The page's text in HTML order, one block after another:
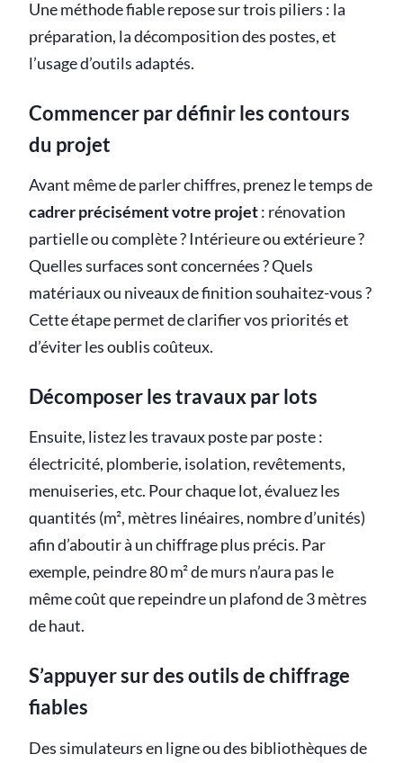
Une méthode fiable repose sur trois piliers : la
préparation, la décomposition des postes, et
l’usage d’outils adaptés.
Commencer par définir les contours
du projet
Avant même de parler chiffres, prenez le temps de
cadrer précisément votre projet: rénovation
partielle ou complète ? Intérieure ou extérieure ?
Quelles surfaces sont concernées ? Quels
matériaux ou niveaux de finition souhaitez-vous ?
Cette étape permet de clarifier vos priorités et
d’éviter les oublis coûteux.
Décomposer les travaux par lots
Ensuite, listez les travaux poste par poste :
électricité, plomberie, isolation, revêtements,
menuiseries, etc. Pour chaque lot, évaluez les
quantités (m², mètres linéaires, nombre d’unités)
afin d’aboutir à un chiffrage plus précis. Par
exemple, peindre 80 m² de murs n’aura pas le
même coût que repeindre un plafond de 3 mètres
de haut.
S’appuyer sur des outils de chiffrage
fiables
Des simulateurs en ligne ou des bibliothèques de